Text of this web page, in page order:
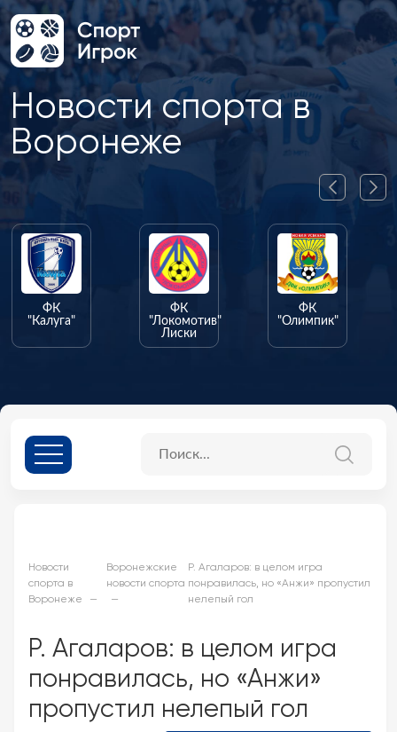
Новости спорта в
Воронеже
ФК
"Калуга"
ФК
"Локомотив"
Лиски
ФК
"Олимпик"
Новости
спорта в
Воронеже
Воронежские
новости спорта
Р. Агаларов: в целом игра
понравилась, но «Анжи» пропустил
нелепый гол
Р. Агаларов: в целом игра
понравилась, но «Анжи»
пропустил нелепый гол